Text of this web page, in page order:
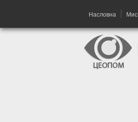
Насловна